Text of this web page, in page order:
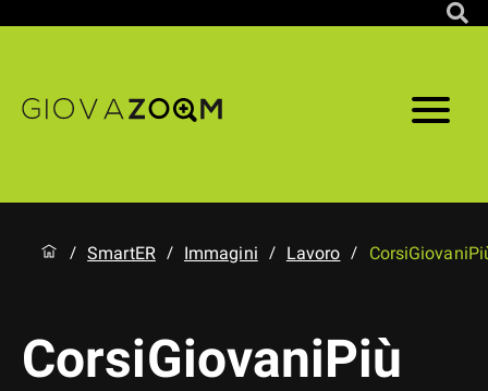
/ SmartER / Immagini / Lavoro /
CorsiGiovaniPiù